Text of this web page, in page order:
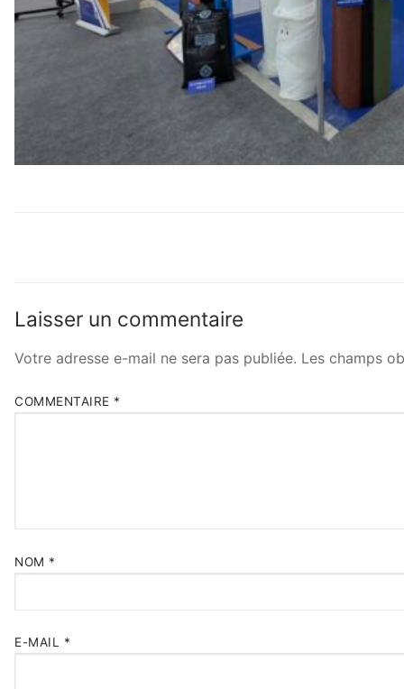
Laisser un commentaire
Votre adresse e-mail ne sera pas publiée. Les champs
COMMENTAIRE *
NOM *
E-MAIL *